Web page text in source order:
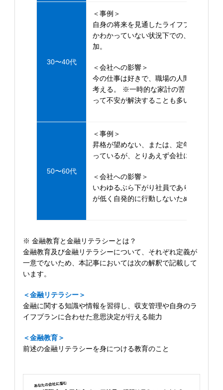
30〜40代
＜事例＞
自身の将来を見通したライフプランや望
かわかっていない状況下での、結婚、教
加。
＜会社への影響＞
今の仕事は好きで、職場の人間関係も良
考える。 ※一時的な家計の苦しさであり
って不安が解決することも多い。
50〜60代
＜事例＞
昇格が望めない、または、定年後の給与
っているが、とりあえず会社に残る。
＜会社への影響＞
いわゆるぶら下がり社員であり、任され
が低く自発的に行動しないため、他の従
※ 金融教育と金融リテラシーとは？
金融教育及び金融リテラシーについて、それぞれ定義が
一意でないため、本記事においては次の解釈で記載して
います。
＜金融リテラシー＞
金融に関する知識や情報を習得し、収支管理や自身のラ
イフプランに合わせた意思決定が行える能力
＜金融教育＞
前述の金融リテラシーを身につける教育のこと